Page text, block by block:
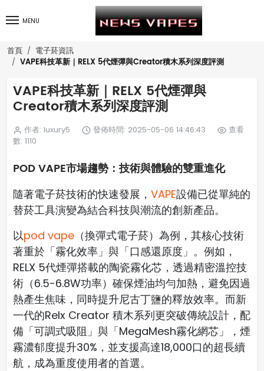
MENU
首頁 電子菸資訊
VAPE科技革新｜RELX 5代煙彈與Creator積木系列深度評測
VAPE科技革新｜RELX 5代煙彈與
Creator積木系列深度評測
作者: luxury5 發佈時間: 2025-05-06 14:46:43
查看
數: 1110
POD VAPE市場趨勢：技術與體驗的雙重進化
隨著電子菸技術的快速發展， VAPE設備已從單純的
替菸工具演變為結合科技與潮流的創新產品。
以pod vape （換彈式電子菸）為例，其核心技術
著重於「霧化效率」與「口感還原度」。例如，
RELX 5代煙彈搭載的陶瓷霧化芯，透過精密溫控技
術（6.5-6.8W功率）確保煙油均勻加熱，避免因過
熱產生焦味，同時提升尼古丁鹽的釋放效率。而新
一代的Relx Creator 積木系列更突破傳統設計，配
備「可調式吸阻」與「MegaMesh霧化網芯」，煙
霧濃郁度提升30%，並支援高達18,000口的超長續
航，成為重度使用者的首選。